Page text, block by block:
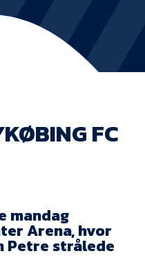
FC
mandag
Arena, hvor
Petre strålede